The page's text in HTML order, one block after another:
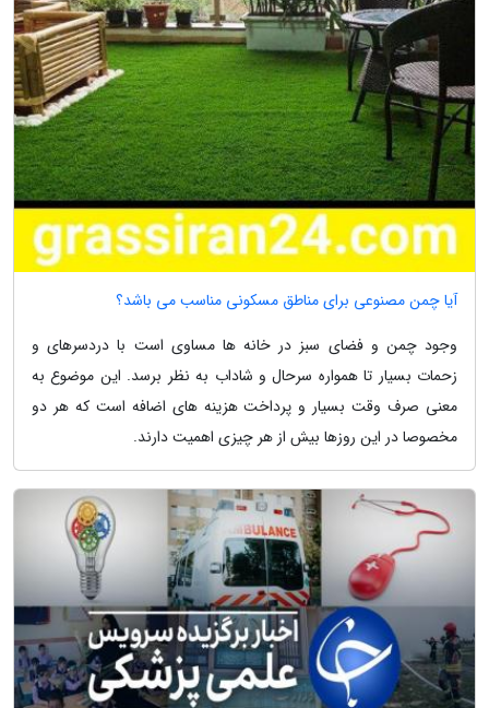
آیا چمن مصنوعی برای مناطق مسکونی مناسب می باشد؟
وجود چمن و فضای سبز در خانه ها مساوی است با دردسرهای و
زحمات بسیار تا همواره سرحال و شاداب به نظر برسد. این موضوع به
معنی صرف وقت بسیار و پرداخت هزینه های اضافه است که هر دو
مخصوصا در این روزها بیش از هر چیزی اهمیت دارند.